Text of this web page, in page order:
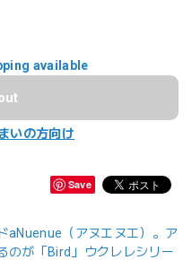
available
いの方向け
Save
aNuenue（アヌエヌエ）。ア
のが「Bird」ウクレレシリー